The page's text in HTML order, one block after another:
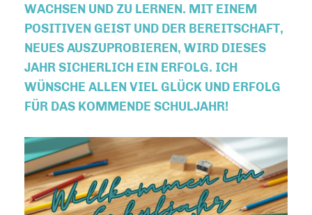
WACHSEN UND ZU LERNEN. MIT EINEM
POSITIVEN GEIST UND DER BEREITSCHAFT,
NEUES AUSZUPROBIEREN, WIRD DIESES
JAHR SICHERLICH EIN ERFOLG. ICH
WÜNSCHE ALLEN VIEL GLÜCK UND ERFOLG
FÜR DAS KOMMENDE SCHULJAHR!